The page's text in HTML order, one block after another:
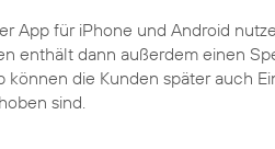
App für iPhone und Android
enthält dann außerdem einen
die Kunden später auch
sind.